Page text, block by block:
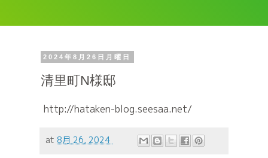
2024年8月26日月曜日
清里町N様邸
http://hataken-blog.seesaa.net/
at 8月 26, 2024